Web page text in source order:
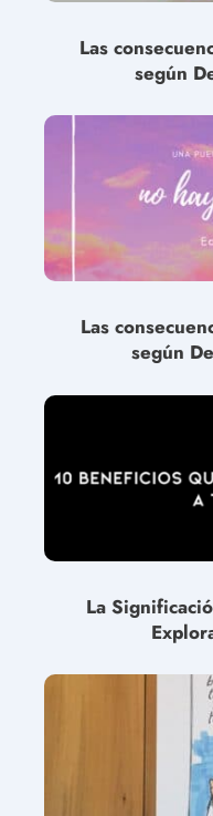
Las
según
Las
según
La